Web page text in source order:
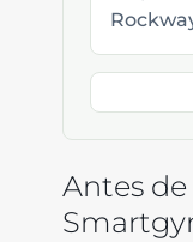
Antes